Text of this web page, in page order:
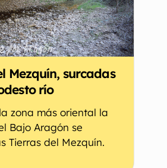
Mezquín, surcadas
río
zona más oriental la
Bajo Aragón se
Tierras del Mezquín.